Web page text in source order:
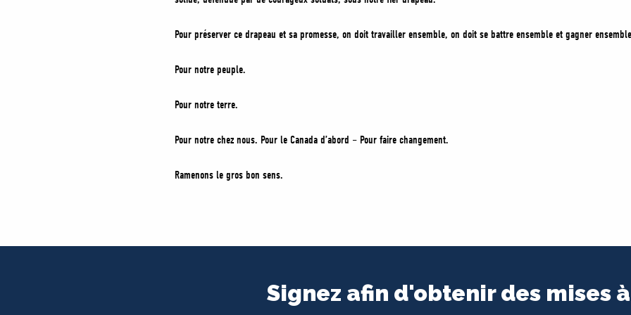
Pour préserver ce drapeau et sa promesse, on doit travailler ensemble, on doit se battre ensemble et gagner
Pour notre peuple.
Pour notre terre.
Pour notre chez nous. Pour le Canada d’abord – Pour faire changement.
Ramenons le gros bon sens.
Signez afin d'obtenir des mises